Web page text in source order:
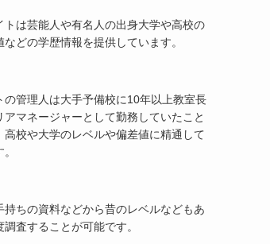
トは芸能人や有名人の出身大学や高校の
などの学歴情報を提供しています。
の管理人は大手予備校に10年以上教室長
アマネージャーとして勤務していたこと
高校や大学のレベルや偏差値に精通して
持ちの資料などから昔のレベルなどもあ
調査することが可能です。